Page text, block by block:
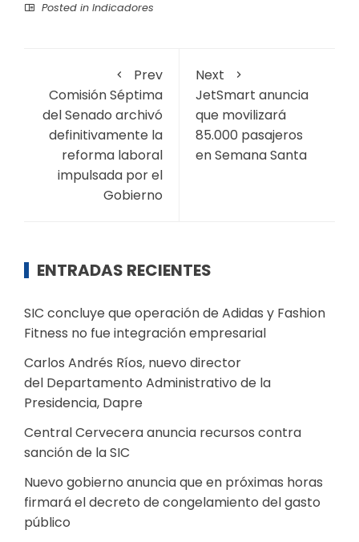
Posted in Indicadores
Prev
Comisión Séptima
del Senado archivó
definitivamente la
reforma laboral
impulsada por el
Gobierno
Next
JetSmart anuncia
que movilizará
85.000 pasajeros
en Semana Santa
ENTRADAS RECIENTES
SIC concluye que operación de Adidas y Fashion
Fitness no fue integración empresarial
Carlos Andrés Ríos, nuevo director
del Departamento Administrativo de la
Presidencia, Dapre
Central Cervecera anuncia recursos contra
sanción de la SIC
Nuevo gobierno anuncia que en próximas horas
firmará el decreto de congelamiento del gasto
público